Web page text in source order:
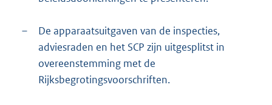
–
De apparaatsuitgaven van de inspecties,
adviesraden en het SCP zijn uitgesplitst in
overeenstemming met de
Rijksbegrotingsvoorschriften.